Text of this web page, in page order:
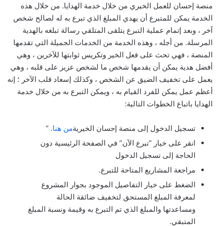
منصة إحسان للعمل الخيري من خلال خدمة الهدايا. من خلال هذه
الخدمة يمكن للمتبرع أن يهدي المبلغ الذي تبرع به له لصالح شخص
آخر ، وبعد إتمام عملية التبرع يتلقى المتلقي رسالة تبلغه بالهدية
المرسلة. من أجله ، وهذه الخدمة من الخدمات الجميلة التي تقدمها
المنصة ، فهي تحث على فعل الخير وتكريس ثوابتها للآخرين ، وهي
أفضل هدية يمكن أن يقدمها شخص ما لشخص عزيز على قلبه ، وهي
يعمل على تخفيف الضيق عن الشخص ، وكذلك إسعاد قلب الآخر ؛ إنه
أعظم عمل يمكن للفرد القيام به ، ويمكن التبرع به من خلال خدمة
الهدايا باتباع الخطوات التالية:
تسجيل الدخول إلى منصة إحسان الخيريةمن هنا. “
انقر على خيار “تبرع الآن” في الصفحة الرئيسية دون
الحاجة إلى تسجيل الدخول
مراجعة المشاريع المتاحة للتبرع.
الضغط على خيار التفاصيل الموجود بجوار المشروع
لمعرفة المبلغ المستحق لتخفيف ضائقة الحالة
ومساعدتها والمبلغ الذي تم التبرع به وقيمة ونسبة المبلغ
المتبقي.